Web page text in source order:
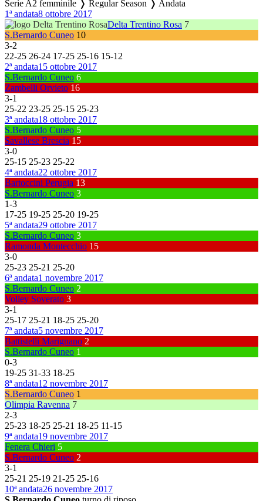
Serie A2 femminile ❭ Regular Season ❭ Andata
1ª andata8 ottobre 2017
Delta Trentino Rosa 7
S.Bernardo Cuneo 10
3-2
22-25 26-24 17-25 25-16 15-12
2ª andata15 ottobre 2017
S.Bernardo Cuneo 6
Zambelli Orvieto 16
3-1
25-22 23-25 25-15 25-23
3ª andata18 ottobre 2017
S.Bernardo Cuneo 5
Savallese Brescia 15
3-0
25-15 25-23 25-22
4ª andata22 ottobre 2017
Bartoccini Perugia 13
S.Bernardo Cuneo 3
1-3
17-25 19-25 25-20 19-25
5ª andata29 ottobre 2017
S.Bernardo Cuneo 3
Ramonda Montecchio 15
3-0
25-23 25-21 25-20
6ª andata1 novembre 2017
S.Bernardo Cuneo 2
Volley Soverato 3
3-1
25-17 25-21 18-25 25-20
7ª andata5 novembre 2017
Battistelli Marignano 2
S.Bernardo Cuneo 1
0-3
19-25 31-33 18-25
8ª andata12 novembre 2017
S.Bernardo Cuneo 1
Olimpia Ravenna 7
2-3
25-23 18-25 25-21 18-25 11-15
9ª andata19 novembre 2017
Fenera Chieri 5
S.Bernardo Cuneo 2
3-1
25-21 25-19 21-25 25-16
10ª andata26 novembre 2017